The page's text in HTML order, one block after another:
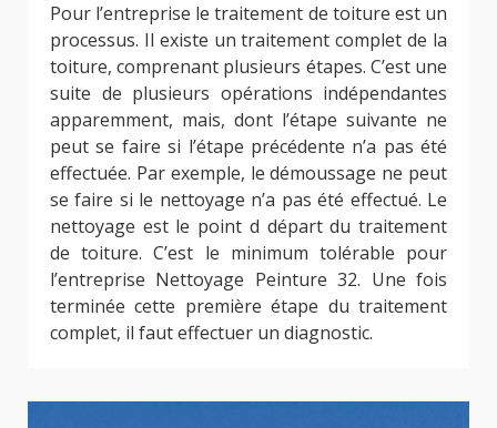
Pour l’entreprise le traitement de toiture est un
processus. Il existe un traitement complet de la
toiture, comprenant plusieurs étapes. C’est une
suite de plusieurs opérations indépendantes
apparemment, mais, dont l’étape suivante ne
peut se faire si l’étape précédente n’a pas été
effectuée. Par exemple, le démoussage ne peut
se faire si le nettoyage n’a pas été effectué. Le
nettoyage est le point d départ du traitement
de toiture. C’est le minimum tolérable pour
l’entreprise Nettoyage Peinture 32. Une fois
terminée cette première étape du traitement
complet, il faut effectuer un diagnostic.